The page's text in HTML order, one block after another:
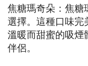
焦糖瑪奇朵：焦
選擇。這種口味
溫暖而甜蜜的吸
伴侶。